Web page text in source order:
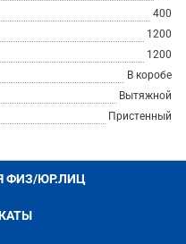
400
1200
1200
В коробе
Вытяжной
Пристенный
ФИЗ/ЮР.ЛИЦ